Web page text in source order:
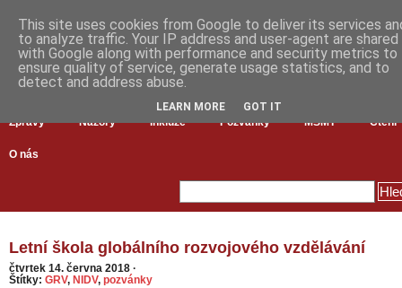
Zprávy Názory Inkluze Pozvánky MŠMT Čtení
O nás
Letní škola globálního rozvojového vzdělávání
čtvrtek 14. června 2018 ·
Štítky: GRV, NIDV, pozvánky
This site uses cookies from Google to deliver its services
to analyze traffic. Your IP address and user-agent are shared
with Google along with performance and security metrics to
ensure quality of service, generate usage statistics, and to
detect and address abuse.
LEARN MORE GOT IT